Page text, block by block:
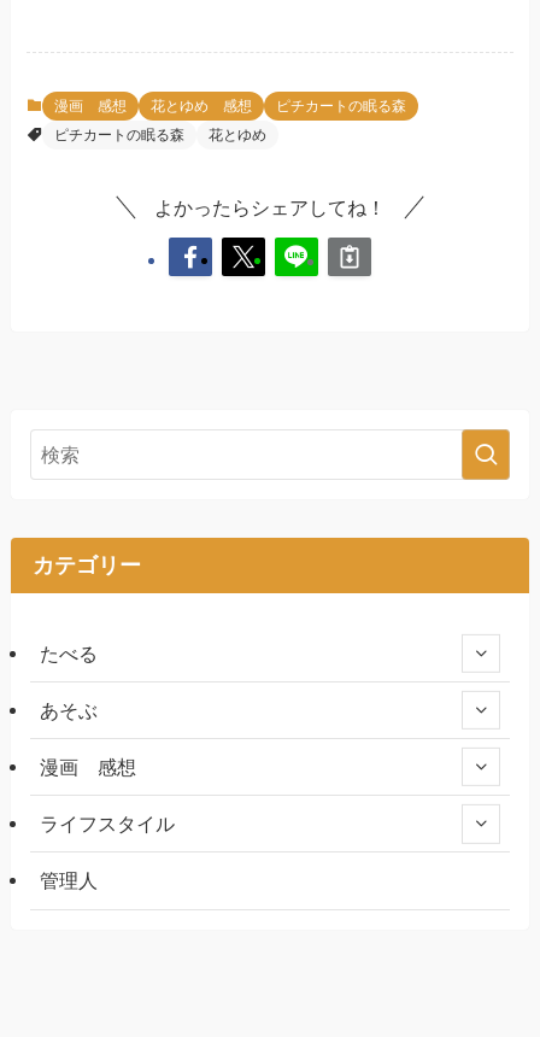
漫画 感想 花とゆめ 感想
ピチカートの眠る森
ピチカートの眠る森
花とゆめ
よかったらシェアしてね！
カテゴリー
たべる
あそぶ
漫画 感想
ライフスタイル
管理人